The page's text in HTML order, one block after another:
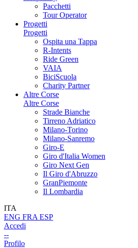
Pacchetti
Tour Operator
Progetti
Progetti
Ospita una Tappa
R-Intents
Ride Green
VAIA
BiciScuola
Charity Partner
Altre Corse
Altre Corse
Strade Bianche
Tirreno Adriatico
Milano-Torino
Milano-Sanremo
Giro-E
Giro d'Italia Women
Giro Next Gen
Il Giro d'Abruzzo
GranPiemonte
Il Lombardia
ITA
ENG FRA ESP
Accedi
--
Profilo